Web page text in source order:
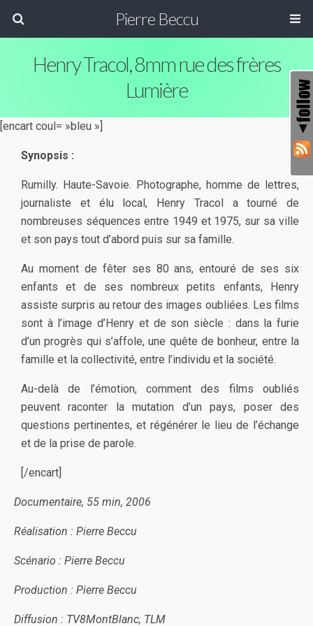
Pierre Beccu
Henry Tracol, 8mm rue des frères
Lumière
[encart coul= »bleu »]
Synopsis :
Rumilly. Haute-Savoie. Photographe, homme de lettres,
journaliste et élu local, Henry Tracol a tourné de
nombreuses séquences entre 1949 et 1975, sur sa ville
et son pays tout d’abord puis sur sa famille.
Au moment de fêter ses 80 ans, entouré de ses six
enfants et de ses nombreux petits enfants, Henry
assiste surpris au retour des images oubliées. Les films
sont à l’image d’Henry et de son siècle : dans la furie
d’un progrès qui s’affole, une quête de bonheur, entre la
famille et la collectivité, entre l’individu et la société.
Au-delà de l’émotion, comment des films oubliés
peuvent raconter la mutation d’un pays, poser des
questions pertinentes, et régénérer le lieu de l’échange
et de la prise de parole.
[/encart]
Documentaire, 55 min, 2006
Réalisation : Pierre Beccu
Scénario : Pierre Beccu
Production : Pierre Beccu
Diffusion : TV8MontBlanc, TLM